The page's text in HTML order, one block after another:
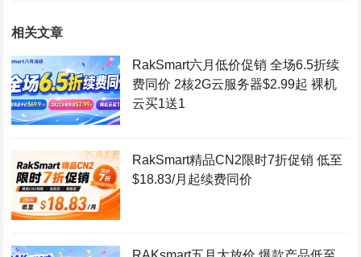
相关文章
RakSmart六月低价促销 全场6.5折续
费同价 2核2G云服务器$2.99起 裸机
云买1送1
RakSmart精品CN2限时7折促销 低至
$18.83/月起续费同价